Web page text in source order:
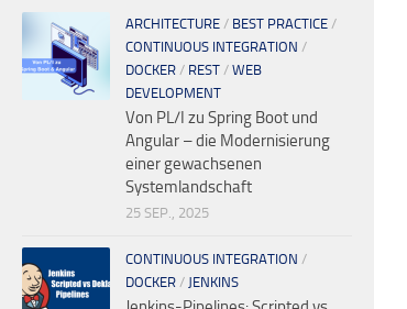
ARCHITECTURE / BEST PRACTICE /
CONTINUOUS INTEGRATION /
DOCKER / REST / WEB
DEVELOPMENT
Von PL/I zu Spring Boot und
Angular – die Modernisierung
einer gewachsenen
Systemlandschaft
25 SEP., 2025
CONTINUOUS INTEGRATION /
DOCKER / JENKINS